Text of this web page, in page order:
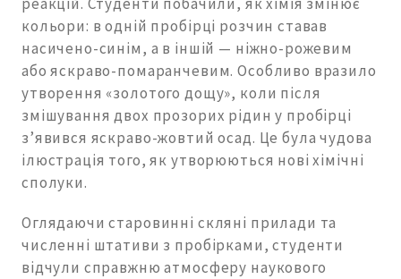
кольори: в одній пробірці розчин ставав
насичено-синім, а в іншій — ніжно-рожевим
або яскраво-помаранчевим. Особливо вразило
утворення «золотого дощу», коли після
змішування двох прозорих рідин у пробірці
з’явився яскраво-жовтий осад. Це була чудова
ілюстрація того, як утворюються нові хімічні
сполуки.
Оглядаючи старовинні скляні прилади та
численні штативи з пробірками, студенти
відчули справжню атмосферу наукового